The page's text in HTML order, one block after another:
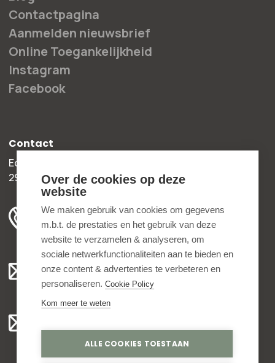
Contactpagina
Aanmelden nieuwsbrief
Online Toegankelijkheid
Instagram
Facebook
Contact
Edisonweg 30b
2952 AD Alblasserdam
+31 78 204 90 50
ma t/m vr 8.00 - 16.30 uur
Algemeen:
info@bedankjes.nl
klantenservice@bedankjes.nl
Over de cookies op deze
website
We maken gebruik van cookies om gegevens
m.b.t. de prestaties en het gebruik van deze
website te verzamelen & analyseren, om
sociale netwerkfunctionaliteiten aan te bieden en
onze content & advertenties te verbeteren en
personaliseren.Cookie Policy
Kom meer te weten
ALLE COOKIES TOESTAAN